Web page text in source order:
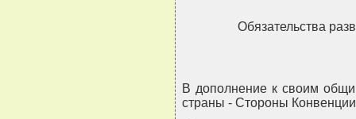
Обязательства
В дополнение к своим
страны - Стороны